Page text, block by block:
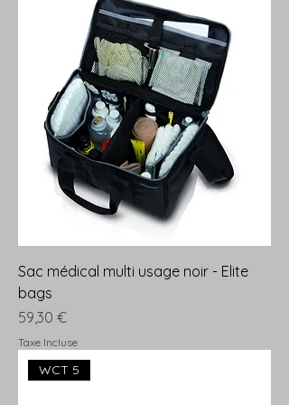
Sac médical multi usage noir - Elite
bags
Prix
59,30 €
Taxe Incluse
WCT 5